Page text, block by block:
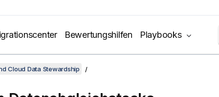
Bewertungshilfen Playbooks
Cloud Data Stewardship